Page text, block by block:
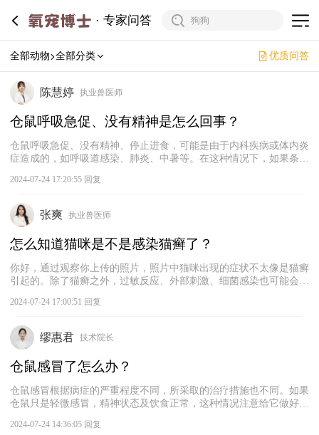
专家问答
全部动物 全部分类 优质问答
陈慧婷 执业兽医师
仓鼠呼吸急促、没有精神是怎么回事？
仓鼠呼吸急促、没有精神、停止进食，可能是由于内科疾病或体内炎
症造成的，如呼吸道感染、肺炎、中暑等。在这种情况下，‌如果条件
疗。同时，主人需要检查仓鼠是否有摄食有毒物质的可能性，排除中
尽快改善环境，保持环境温度适宜、通风良好。
2024-07-24 17:20:55 回复
张爽 执业兽医师
怎么知道猫咪是不是感染猫癣了？
你好，通过观察你上传的照片，照片中猫咪出现的症状不太像是猫癣
引起的。除了猫癣之外，过敏反应、‌外部刺激、‌细菌感染也可能会导
德氏灯照射猫咪的患处。如果出现绿色荧光，那就说明猫咪感染猫癣
2024-07-24 17:00:51 回复
缪惠君 技术院长
仓鼠感冒了怎么办？
仓鼠感冒根据病症的严重程度不同，所采取的治疗措施也不同。如果
仓鼠只是轻微感冒，精神状态及饮食正常，这种情况注意给它做好保
仓鼠感冒比较严重，出现精神状态不佳、食欲下降等症状，且喂食板
2024-07-24 14:36:05 回复